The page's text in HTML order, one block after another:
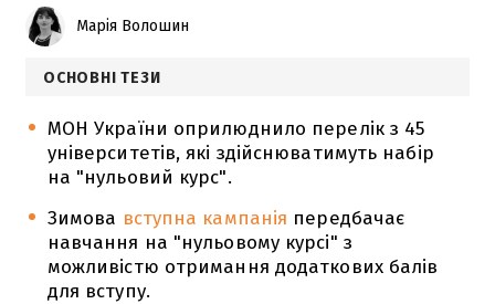
Марія Волошин
ОСНОВНІ ТЕЗИ
МОН України оприлюднило перелік з 45
університетів, які здійснюватимуть набір
на "нульовий курс".
Зимова вступна кампанія передбачає
навчання на "нульовому курсі" з
можливістю отримання додаткових балів
для вступу.